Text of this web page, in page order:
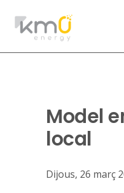
Model
local
Dijous, 26 març